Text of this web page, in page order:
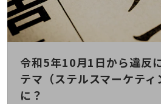
NTTドコモビジネスグループのサステナ
サステナビリティ基本方針
サステナビリティレポート
ダイバーシティ
経営情報
令和5年10月1日から違反
テマ（ステルスマーケティ
に？